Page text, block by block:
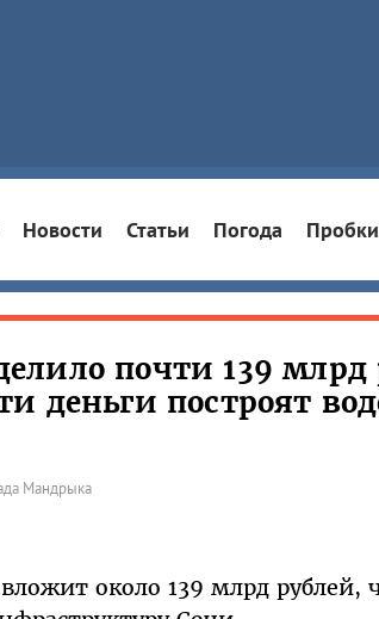
Новости Статьи Погода Пробки
почти 139 млрд
деньги построят
Мандрыка
около 139 млрд рублей,